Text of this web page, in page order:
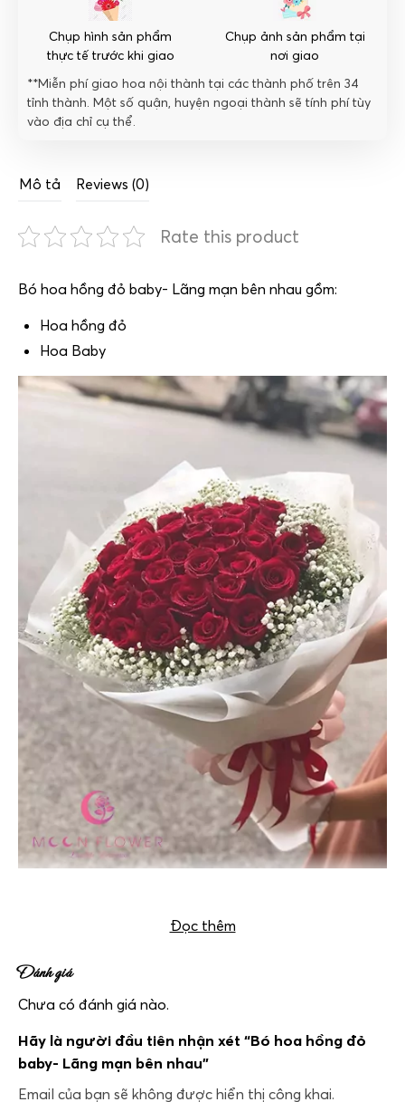
Chụp hình sản phẩm
thực tế trước khi giao
Chụp ảnh sản phẩm tại
nơi giao
**Miễn phí giao hoa nội thành tại các thành phố trên 34
tỉnh thành. Một số quận, huyện ngoại thành sẽ tính phí tùy
vào địa chỉ cụ thể.
Mô tả Reviews (0)
Rate this product
Bó hoa hồng đỏ baby- Lãng mạn bên nhau gồm:
Hoa hồng đỏ
Hoa Baby
Đọc thêm
Đánh giá
Chưa có đánh giá nào.
Hãy là người đầu tiên nhận xét “Bó hoa hồng đỏ
baby- Lãng mạn bên nhau”
Email của bạn sẽ không được hiển thị công khai.